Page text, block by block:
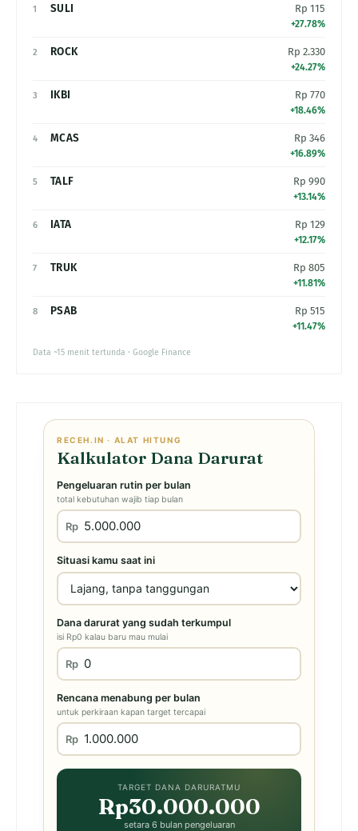
1 SULI Rp 115
+27.78%
2 ROCK Rp 2.330
+24.27%
3 IKBI Rp 770
+18.46%
4 MCAS Rp 346
+16.89%
5 TALF Rp 990
+13.14%
6 IATA Rp 129
+12.17%
7 TRUK Rp 805
+11.81%
8 PSAB Rp 515
+11.47%
Data ~15 menit tertunda · Google Finance
RECEH.IN · ALAT HITUNG
Kalkulator Dana Darurat
Pengeluaran rutin per bulan
total kebutuhan wajib tiap bulan
Rp
Situasi kamu saat ini
Dana darurat yang sudah terkumpul
isi Rp0 kalau baru mau mulai
Rp
Rencana menabung per bulan
untuk perkiraan kapan target tercapai
Rp
TARGET DANA DARURATMU
Rp30.000.000
setara 6 bulan pengeluaran